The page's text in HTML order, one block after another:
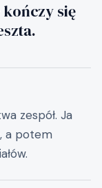
się
zespół. Ja
a potem